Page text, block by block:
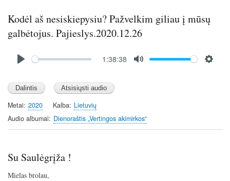
Kodėl aš nesiskiepysiu? Pažvelkim giliau į mūsų
galbėtojus. Pajieslys.2020.12.26
l
a
y
1:38:38
n
Metai 2020 Kalba Lietuvių
Audio albumai
Dienoraštis „Vertingos akimirkos“
Su Saulėgrįža !
Mielas brolau,